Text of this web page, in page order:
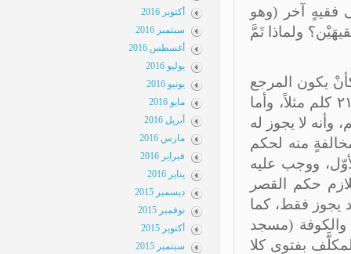
آخر (وهو
ولماذا تَمَّ
يكون المرجع
في أحكام الصلاة يفتي بوجوب القصر في الصلاة إذا قطع مسافة ٢١ كلم مثلاً، وأما
فيفتي بوجوب الصوم على مَنْ قطع ٢١ كلم، وأنه لا يجوز له
مخالفةٍ منه لحكم
ووجب عليه
حكم القصر
يجوز فقط، كما
والكوفة (مسجد
بفتوى كلا
أكتوبر 2016
سبتمبر 2016
أغسطس 2016
يوليو 2016
يونيو 2016
مايو 2016
أبريل 2016
مارس 2016
فبراير 2016
يناير 2016
ديسمبر 2015
نوفمبر 2015
أكتوبر 2015
سبتمبر 2015